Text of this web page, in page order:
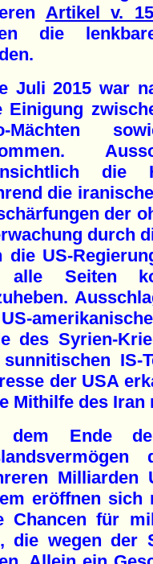
Artikel v.
die
Juli 2015 war
Einigung
Mächten
die
die
der
durch
die US-
Seiten
des Syrien-
IS-
der USA
Mithilfe des Iran
dem Ende
Milliarden
eröffnen sich
Chancen für
die wegen der